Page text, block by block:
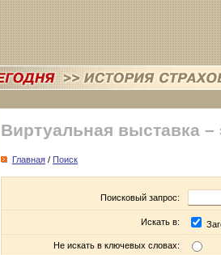
Виртуальная выставка –
Главная / Поиск
Поисковый запрос:
Искать в:
Не искать в ключевых словах: